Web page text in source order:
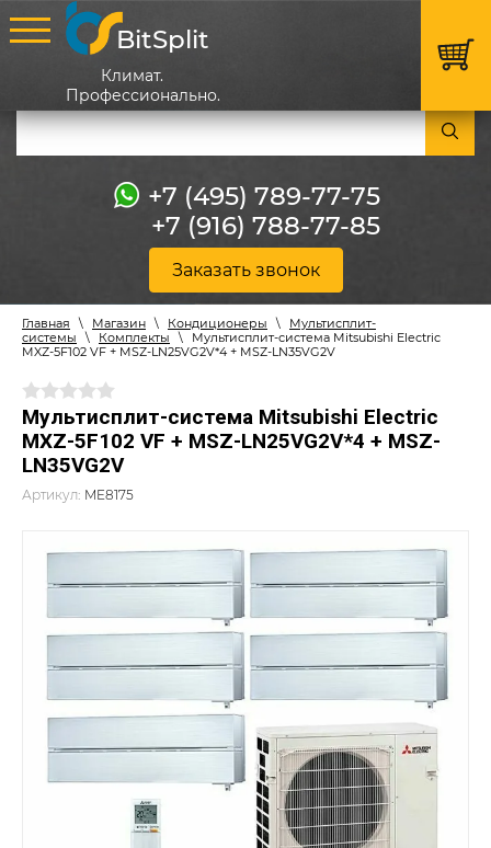
BitSplit
Климат.
Профессионально.
+7 (495) 789-77-75
+7 (916) 788-77-85
Заказать звонок
Главная \ Магазин \ Кондиционеры \
Мультисплит-
системы
\ Комплекты \
Мультисплит-система Mitsubishi Electric
MXZ-5F102 VF + MSZ-LN25VG2V*4 + MSZ-LN35VG2V
Мультисплит-система Mitsubishi Electric
MXZ-5F102 VF + MSZ-LN25VG2V*4 + MSZ-
LN35VG2V
Артикул: ME8175